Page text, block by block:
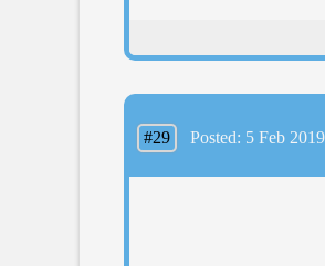
#29 Posted: 5 Feb